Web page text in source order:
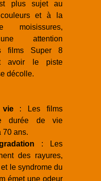
plus sujet au
et à la
moisissures,
attention
films Super 8
avoir le piste
décolle.
vie: Les films
durée de vie
70 ans.
: Les
des rayures,
le syndrome du
émet une odeur